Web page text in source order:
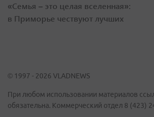
«Семья – это целая вселенная»:
в Приморье чествуют лучших
© 1997 - 2026 VLADNEWS
При любом использовании материалов
обязательна. Коммерческий отдел 8 (423)